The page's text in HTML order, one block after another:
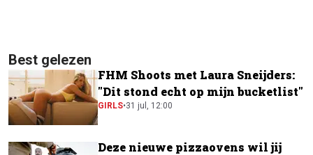
Best gelezen
FHM Shoots met Laura Sneijders:
"Dit stond echt op mijn bucketlist"
GIRLS•31 jul, 12:00
Deze nieuwe pizzaovens wil jij